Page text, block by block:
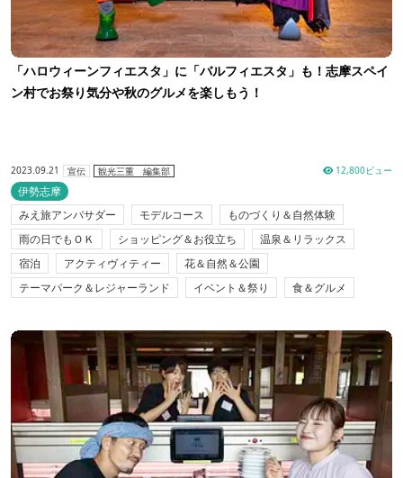
「ハロウィーンフィエスタ」に「バルフィエスタ」も！志摩スペイ
ン村でお祭り気分や秋のグルメを楽しもう！
2023.09.21 宣伝 観光三重 編集部 12,800ビュー
伊勢志摩
みえ旅アンバサダー
モデルコース
ものづくり＆自然体験
雨の日でもＯＫ
ショッピング＆お役立ち
温泉＆リラックス
宿泊
アクティヴィティー
花＆自然＆公園
テーマパーク＆レジャーランド
イベント＆祭り 食＆グルメ